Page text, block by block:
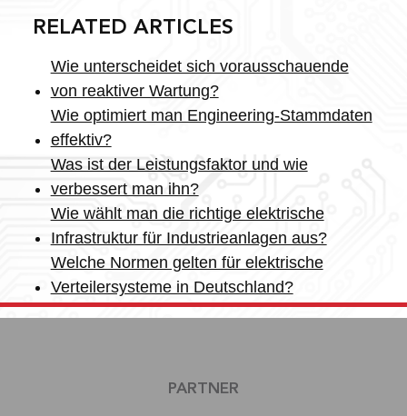
RELATED ARTICLES
Wie unterscheidet sich vorausschauende
von reaktiver Wartung?
Wie optimiert man Engineering-Stammdaten
effektiv?
Was ist der Leistungsfaktor und wie
verbessert man ihn?
Wie wählt man die richtige elektrische
Infrastruktur für Industrieanlagen aus?
Welche Normen gelten für elektrische
Verteilersysteme in Deutschland?
PARTNER